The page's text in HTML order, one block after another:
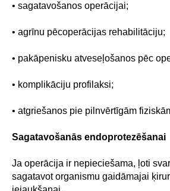
• sagatavošanos operācijai;
• agrīnu pēcoperācijas rehabilitāciju;
• pakāpenisku atveseļošanos pēc
• komplikāciju profilaksi;
• atgriešanos pie pilnvērtīgām
Sagatavošanās endoprotezēšanai
Ja operācija ir nepieciešama, ļoti
sagatavot organismu gaidāmajai